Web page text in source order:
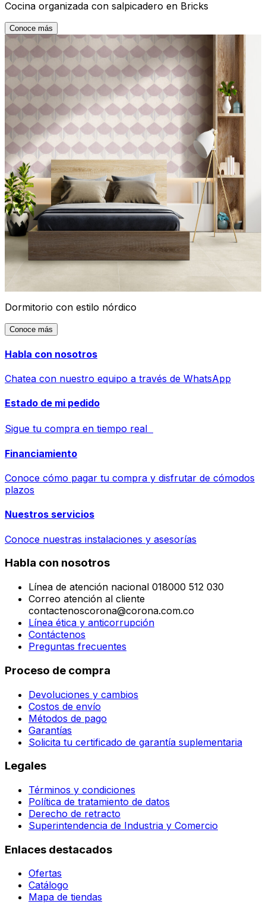
Cocina organizada con salpicadero en Bricks
Conoce más
Dormitorio con estilo nórdico
Conoce más
Habla con nosotros
Chatea con nuestro equipo a través de WhatsApp
Estado de mi pedido
Sigue tu compra en tiempo real
Financiamiento
Conoce cómo pagar tu compra y disfrutar de cómodos
plazos
Nuestros servicios
Conoce nuestras instalaciones y asesorías
Habla con nosotros
Línea de atención nacional 018000 512 030
Correo atención al cliente
contactenoscorona@corona.com.co
Línea ética y anticorrupción
Contáctenos
Preguntas frecuentes
Proceso de compra
Devoluciones y cambios
Costos de envío
Métodos de pago
Garantías
Solicita tu certificado de garantía suplementaria
Legales
Términos y condiciones
Política de tratamiento de datos
Derecho de retracto
Superintendencia de Industria y Comercio
Enlaces destacados
Ofertas
Catálogo
Mapa de tiendas